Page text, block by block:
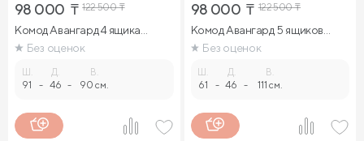
98 000 ₸ 122 500₸
Комод Авангард 4 ящика
(дуб сонома)
Без оценок
91 -
Д.
46 -
В.
90 см.
98 000 ₸ 122 500₸
Комод Авангард 5 ящиков
(дуб сонома)
Без оценок
61 -
Д.
46 -
В.
111 см.